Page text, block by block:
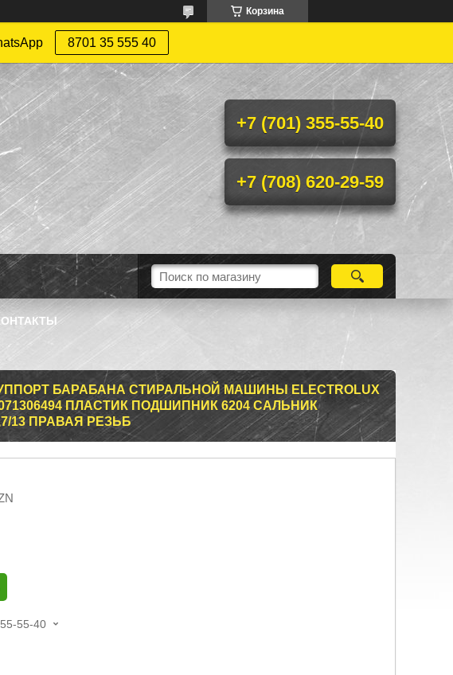
Корзина
8701 35 555 40
+7 (701) 355-55-40
+7 (708) 620-29-59
БАРАБАНА СТИРАЛЬНОЙ МАШИНЫ ELECTROLUX
ПЛАСТИК ПОДШИПНИК 6204 САЛЬНИК
13 ПРАВАЯ РЕЗЬБ
55-40